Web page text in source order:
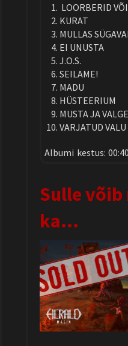
LOORBERID
KURAT
MULLAS
EI UNUSTA
J.O.S.
SEILAME!
MADU
HÜSTEERIUM
MUSTA JA
VARJATUD VALU
Albumi kestus:
Sulle võib
ka…